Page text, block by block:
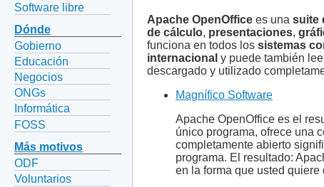
Software libre
Dónde
Gobierno
Educación
Negocios
ONGs
Informática
FOSS
Más motivos
ODF
Voluntarios
Apache OpenOffice es una suite
de cálculo, presentaciones,
funciona en todos los sistemas
internacional y puede también
descargado y utilizado
Magnífico Software
Apache OpenOffice es el
único programa, ofrece una
completamente abierto
programa. El resultado:
en la forma que usted quiere